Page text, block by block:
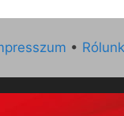
• Rólunk